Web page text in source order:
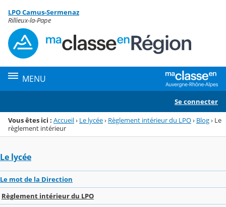
Menu de la rubrique
Contenu
LPO Camus-Sermenaz
Rillieux-la-Pape
MENU
Se connecter
Vous êtes ici : Accueil› Le lycée› Règlement intérieur du LPO› Blog› Le
règlement intérieur
Le lycée
Le mot de la Direction
Règlement intérieur du LPO